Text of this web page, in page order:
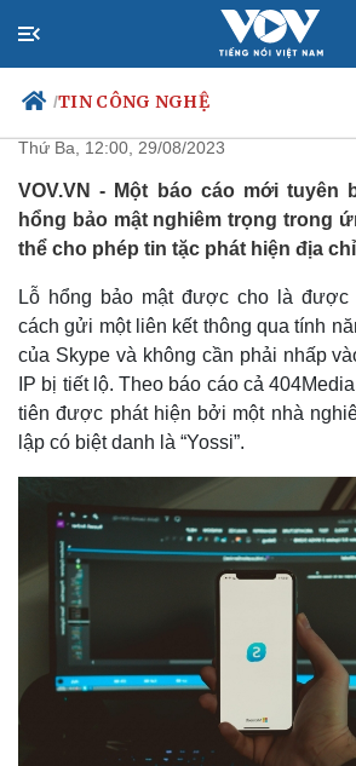
/TIN CÔNG NGHỆ
Chính trị
Đảng
Tổ chức nhân sự
Quốc hội
Nhận diện sự thật
Xã hội
Tin 24h
Dự báo
Giáo dục
Dấu ấn
Việc
Biển
Skype chứa lỗ hổng
lộ địa chỉ IP người
Thứ Ba, 12:00, 29/08/2023
VOV.VN - Một báo cáo mới tuyên
hổng bảo mật nghiêm trọng trong
thể cho phép tin tặc phát hiện địa
Lỗ hổng bảo mật được cho là được
cách gửi một liên kết thông qua tính
của Skype và không cần phải nhấp
IP bị tiết lộ. Theo báo cáo cả
tiên được phát hiện bởi một nhà
lập có biệt danh là “Yossi”.